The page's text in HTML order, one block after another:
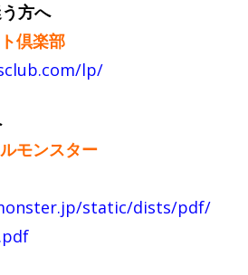
方へ
倶楽部
lp/
モンスター
static/dists/pdf/